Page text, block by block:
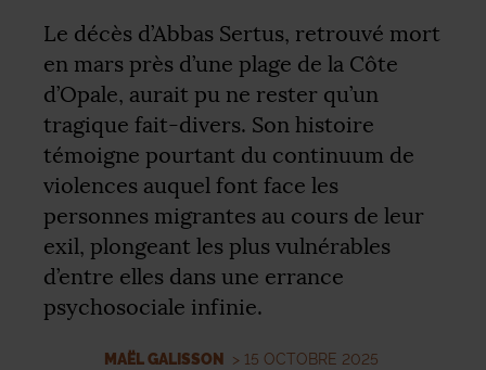
Le décès d’Abbas Sertus, retrouvé mort
en mars près d’une plage de la Côte
d’Opale, aurait pu ne rester qu’un
tragique fait-divers. Son histoire
témoigne pourtant du continuum de
violences auquel font face les
personnes migrantes au cours de leur
exil, plongeant les plus vulnérables
d’entre elles dans une errance
psychosociale infinie.
MAËL GALISSON > 15 OCTOBRE 2025